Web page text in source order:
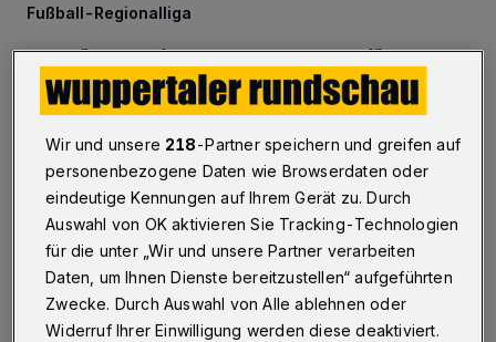
Fußball-Regionalliga
Auch Kevin Hagemann gibt
dem WSV das Ja-Wort
Wuppertal·Der Fußball-Regionalligist Wuppertaler SV
hat eine weitere wichtige Personalie positiv
abgeschlossen. Kevin Hagemann hat am Freitag (24.
März 2023) seinen Vertrag verlängert.
24.03.2023 , 19:26 Uhr Eine Minute Lesezeit
Wir und unsere 218-Partner speichern und greifen auf
personenbezogene Daten wie Browserdaten oder
eindeutige Kennungen auf Ihrem Gerät zu. Durch
Auswahl von OK aktivieren Sie Tracking-Technologien
für die unter „Wir und unsere Partner verarbeiten
Daten, um Ihnen Dienste bereitzustellen“ aufgeführten
Zwecke. Durch Auswahl von Alle ablehnen oder
Widerruf Ihrer Einwilligung werden diese deaktiviert.